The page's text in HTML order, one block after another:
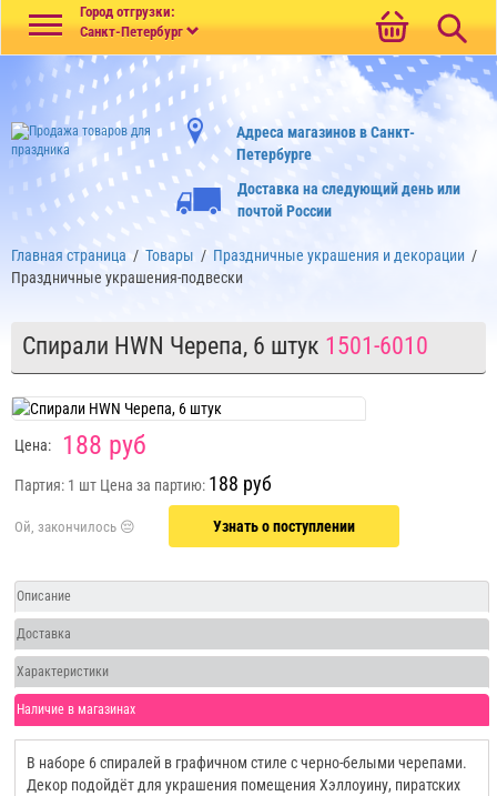
Город отгрузки:
Санкт-Петербург
Адреса магазинов в Санкт-
Петербурге
Доставка на следующий день или
почтой России
Главная страница / Товары / Праздничные украшения и декорации /
Праздничные украшения-подвески
Спирали HWN Черепа, 6 штук 1501-6010
Цена: 188 руб
Партия: 1 шт Цена за партию: 188 руб
Узнать о поступлении
Описание
Доставка
Характеристики
Наличие в магазинах
В наборе 6 спиралей в графичном стиле с черно-белыми черепами.
Декор подойдёт для украшения помещения Хэллоуину, пиратских